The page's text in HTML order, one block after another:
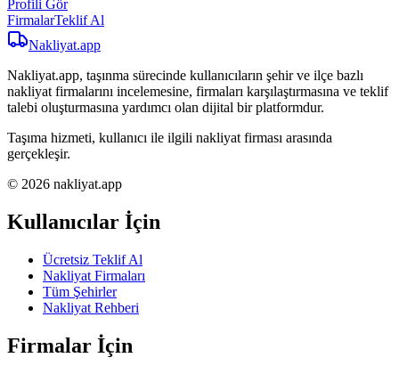
Profili Gör
FirmalarTeklif Al
Nakliyat.app
Nakliyat.app, taşınma sürecinde kullanıcıların şehir ve ilçe bazlı
nakliyat firmalarını incelemesine, firmaları karşılaştırmasına ve teklif
talebi oluşturmasına yardımcı olan dijital bir platformdur.
Taşıma hizmeti, kullanıcı ile ilgili nakliyat firması arasında
gerçekleşir.
© 2026 nakliyat.app
Kullanıcılar İçin
Ücretsiz Teklif Al
Nakliyat Firmaları
Tüm Şehirler
Nakliyat Rehberi
Firmalar İçin